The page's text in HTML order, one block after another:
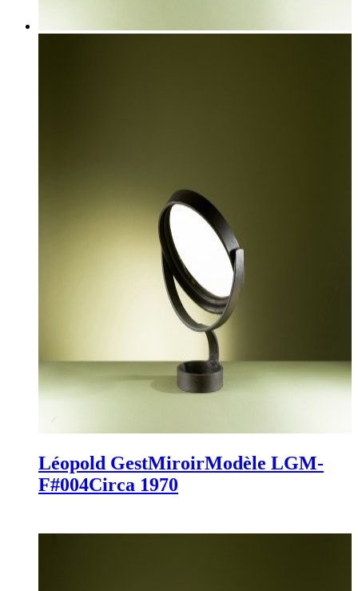
Léopold GestMiroirModèle LGM-
F#004Circa 1970